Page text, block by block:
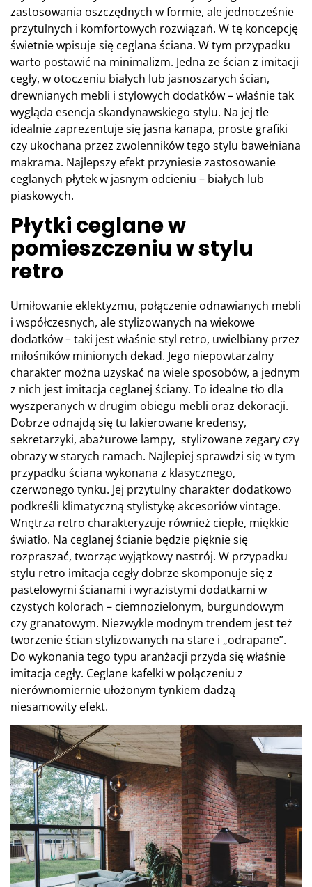
zastosowania oszczędnych w formie, ale jednocześnie
przytulnych i komfortowych rozwiązań. W tę koncepcję
świetnie wpisuje się ceglana ściana. W tym przypadku
warto postawić na minimalizm. Jedna ze ścian z imitacji
cegły, w otoczeniu białych lub jasnoszarych ścian,
drewnianych mebli i stylowych dodatków – właśnie tak
wygląda esencja skandynawskiego stylu. Na jej tle
idealnie zaprezentuje się jasna kanapa, proste grafiki
czy ukochana przez zwolenników tego stylu bawełniana
makrama. Najlepszy efekt przyniesie zastosowanie
ceglanych płytek w jasnym odcieniu – białych lub
piaskowych.
Płytki ceglane w
pomieszczeniu w stylu
retro
Umiłowanie eklektyzmu, połączenie odnawianych mebli
i współczesnych, ale stylizowanych na wiekowe
dodatków – taki jest właśnie styl retro, uwielbiany przez
miłośników minionych dekad. Jego niepowtarzalny
charakter można uzyskać na wiele sposobów, a jednym
z nich jest imitacja ceglanej ściany. To idealne tło dla
wyszperanych w drugim obiegu mebli oraz dekoracji.
Dobrze odnajdą się tu lakierowane kredensy,
sekretarzyki, abażurowe lampy, stylizowane zegary czy
obrazy w starych ramach. Najlepiej sprawdzi się w tym
przypadku ściana wykonana z klasycznego,
czerwonego tynku. Jej przytulny charakter dodatkowo
podkreśli klimatyczną stylistykę akcesoriów vintage.
Wnętrza retro charakteryzuje również ciepłe, miękkie
światło. Na ceglanej ścianie będzie pięknie się
rozpraszać, tworząc wyjątkowy nastrój. W przypadku
stylu retro imitacja cegły dobrze skomponuje się z
pastelowymi ścianami i wyrazistymi dodatkami w
czystych kolorach – ciemnozielonym, burgundowym
czy granatowym. Niezwykle modnym trendem jest też
tworzenie ścian stylizowanych na stare i „odrapane”.
Do wykonania tego typu aranżacji przyda się właśnie
imitacja cegły. Ceglane kafelki w połączeniu z
nierównomiernie ułożonym tynkiem dadzą
niesamowity efekt.